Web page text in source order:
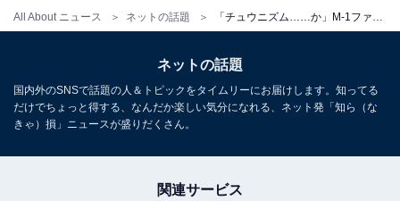
All About ニュース ネットの話題
ネットの話題
国内外のSNSで話題の人＆トピックをタイムリーにお届けします。知ってる
だけでちょっと得する、なんだか楽しい気分になれる、ネット発「知ら（な
きゃ）損」ニュースが盛りだくさん。
関連サービス